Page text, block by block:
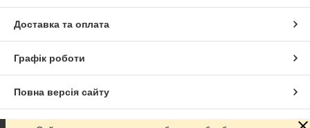
Доставка та оплата
Графік роботи
Повна версія сайту